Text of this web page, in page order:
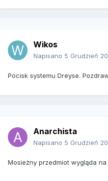
Wikos
Napisano 5 Grudzień
Pocisk systemu Dreyse.
Anarchista
Napisano 5 Grudzień
Mosieżny przedmiot wygląda na